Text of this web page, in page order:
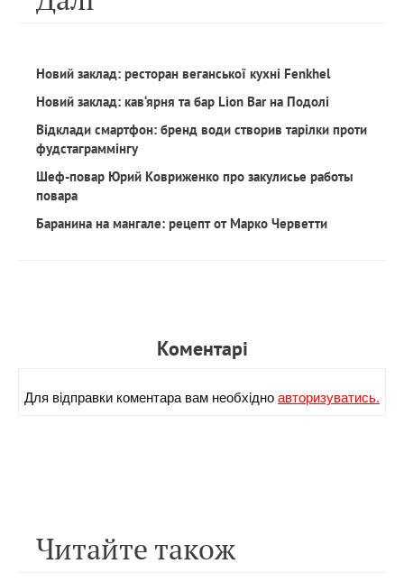
Новий заклад: ресторан веганської кухні Fenkhel
Новий заклад: кав‘ярня та бар Lion Bar на Подолі
Відклади смартфон: бренд води створив тарілки проти
фудстаграммінгу
Шеф-повар Юрий Ковриженко про закулисье работы
повара
Баранина на мангале: рецепт от Марко Черветти
Коментарi
Для вiдправки коментара вам необхiдноавторизуватись.
Читайте також